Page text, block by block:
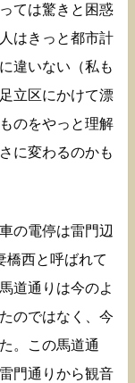
ては驚きと困惑
はきっと都市計
違いない（私も
立区にかけて漂
のをやっと理解
に変わるのかも
の電停は雷門辺
橋西と呼ばれて
道通りは今のよ
のではなく、今
。この馬道通
門通りから観音